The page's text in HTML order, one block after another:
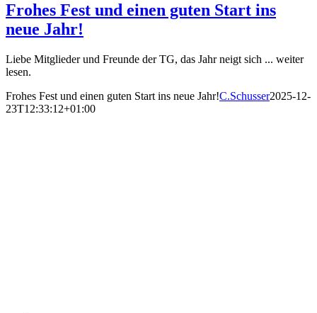
Frohes Fest und einen guten Start ins
neue Jahr!
Liebe Mitglieder und Freunde der TG, das Jahr neigt sich ... weiter
lesen.
Frohes Fest und einen guten Start ins neue Jahr!C.Schusser2025-12-
23T12:33:12+01:00